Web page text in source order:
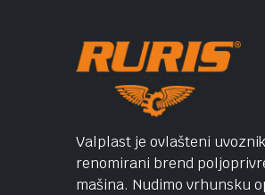
Valplast je ovlašteni
renomirani brend
mašina. Nudimo vrhunsku